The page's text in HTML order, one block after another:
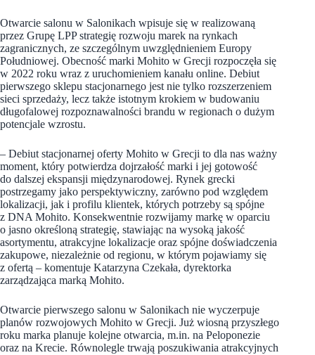
Otwarcie salonu w Salonikach wpisuje się w realizowaną
przez Grupę LPP strategię rozwoju marek na rynkach
zagranicznych, ze szczególnym uwzględnieniem Europy
Południowej. Obecność marki Mohito w Grecji rozpoczęła się
w 2022 roku wraz z uruchomieniem kanału online. Debiut
pierwszego sklepu stacjonarnego jest nie tylko rozszerzeniem
sieci sprzedaży, lecz także istotnym krokiem w budowaniu
długofalowej rozpoznawalności brandu w regionach o dużym
potencjale wzrostu.
– Debiut stacjonarnej oferty Mohito w Grecji to dla nas ważny
moment, który potwierdza dojrzałość marki i jej gotowość
do dalszej ekspansji międzynarodowej. Rynek grecki
postrzegamy jako perspektywiczny, zarówno pod względem
lokalizacji, jak i profilu klientek, których potrzeby są spójne
z DNA Mohito. Konsekwentnie rozwijamy markę w oparciu
o jasno określoną strategię, stawiając na wysoką jakość
asortymentu, atrakcyjne lokalizacje oraz spójne doświadczenia
zakupowe, niezależnie od regionu, w którym pojawiamy się
z ofertą – komentuje Katarzyna Czekała, dyrektorka
zarządzająca marką Mohito.
Otwarcie pierwszego salonu w Salonikach nie wyczerpuje
planów rozwojowych Mohito w Grecji. Już wiosną przyszłego
roku marka planuje kolejne otwarcia, m.in. na Peloponezie
oraz na Krecie. Równolegle trwają poszukiwania atrakcyjnych